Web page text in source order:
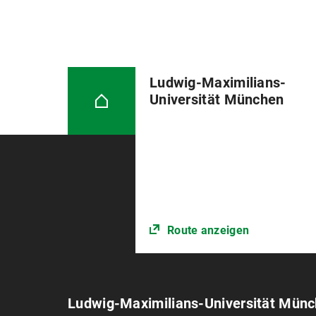
Ludwig-Maximilians-
Universität München
Route anzeigen
Ludwig-Maximilians-Universität